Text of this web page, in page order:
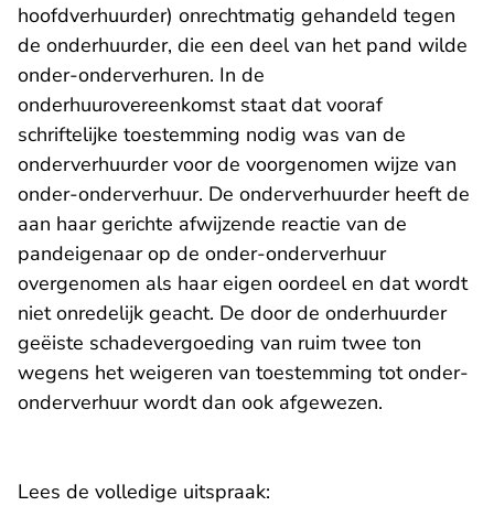
hoofdverhuurder) onrechtmatig gehandeld tegen
de onderhuurder, die een deel van het pand wilde
onder-onderverhuren. In de
onderhuurovereenkomst staat dat vooraf
schriftelijke toestemming nodig was van de
onderverhuurder voor de voorgenomen wijze van
onder-onderverhuur. De onderverhuurder heeft de
aan haar gerichte afwijzende reactie van de
pandeigenaar op de onder-onderverhuur
overgenomen als haar eigen oordeel en dat wordt
niet onredelijk geacht. De door de onderhuurder
geëiste schadevergoeding van ruim twee ton
wegens het weigeren van toestemming tot onder-
onderverhuur wordt dan ook afgewezen.
Lees de volledige uitspraak: